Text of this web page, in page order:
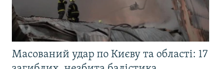
Масований удар по Києву та області: 17